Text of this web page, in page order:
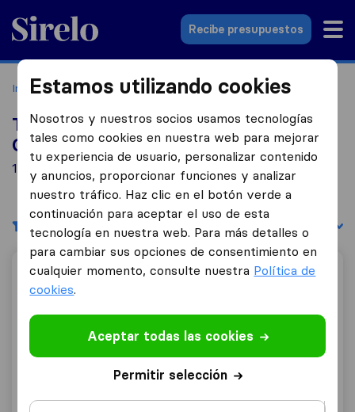
Sirelo.es
Recibe presupuestos
Inicio Empresas de mudanzas Oviedo
Top 10 empresas de mudanzas en
Oviedo
10 empresas de mudanzas encontradas en Oviedo
Filtrar Ordenar por:
Mudanzas JPH
10,0
Mudanzas JPH
Estamos utilizando cookies
Nosotros y nuestros socios usamos tecnologías
tales como cookies en nuestra web para mejorar
tu experiencia de usuario, personalizar contenido
y anuncios, proporcionar funciones y analizar
nuestro tráfico. Haz clic en el botón verde a
continuación para aceptar el uso de esta
tecnología en nuestra web. Para más detalles o
para cambiar sus opciones de consentimiento en
cualquier momento, consulte nuestra Política de
cookies.
Aceptar todas las cookies
Permitir selección